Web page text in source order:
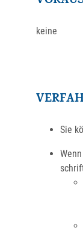
keine
Sie